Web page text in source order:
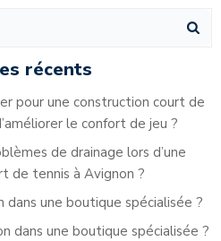
récents
pour une construction court de
le confort de jeu ?
de drainage lors d’une
de tennis à Avignon ?
dans une boutique spécialisée ?
dans une boutique spécialisée ?